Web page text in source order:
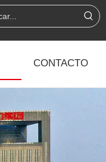
CONTACTO